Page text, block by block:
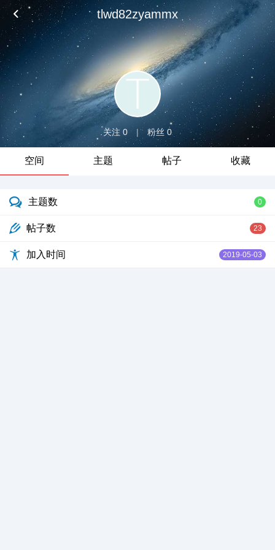
tlwd82zyammx
关注 0 | 粉丝 0
空间 主题 帖子 收藏
主题数 0
帖子数 23
加入时间 2019-05-03